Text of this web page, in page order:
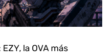
la OVA más